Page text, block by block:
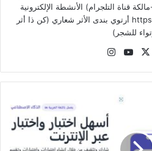
قناة التلجرام) الأنشطة الإلكترونية
التفاعلية)https://t.me/NadaQattan أرتوي بندى الأثر شعاري (كن ذا أثر
للشجر)
موقع
‫X
‫YouTube